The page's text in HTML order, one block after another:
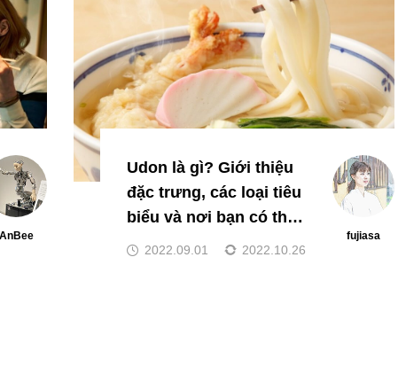
Udon là gì? Giới thiệu
đặc trưng, các loại tiêu
biểu và nơi bạn có thể
ăn mì Udon
fujiasa
2022.09.01 2022.10.26